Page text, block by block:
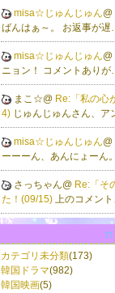
misa☆じゅんじゅん@
ばんはぁ～。 お返事が
misa☆じゅんじゅん@
ニョン！ コメントあり
まこ☆@ Re:「私の心
4) じゅんじゅんさん、
misa☆じゅんじゅん@
ーーーん、あんにょーん
さっちゃん@ Re:「そ
た！(09/15) 上のコメン
カテゴリ未分類(173)
韓国ドラマ(982)
韓国映画(5)